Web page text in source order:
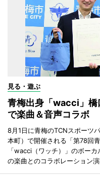
見る・遊ぶ
青梅出身「wacci」橋
で楽曲＆音声コラボ
8月1日に青梅のTCNスポーツ
本町）で開催される「第78回
「wacci（ワッチ）」のボー
の楽曲とのコラボレーション演